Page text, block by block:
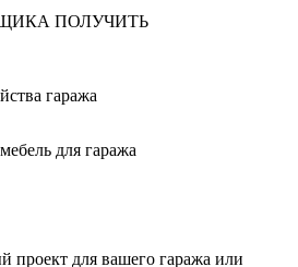
ПОЛУЧИТЬ
проект для вашего гаража или